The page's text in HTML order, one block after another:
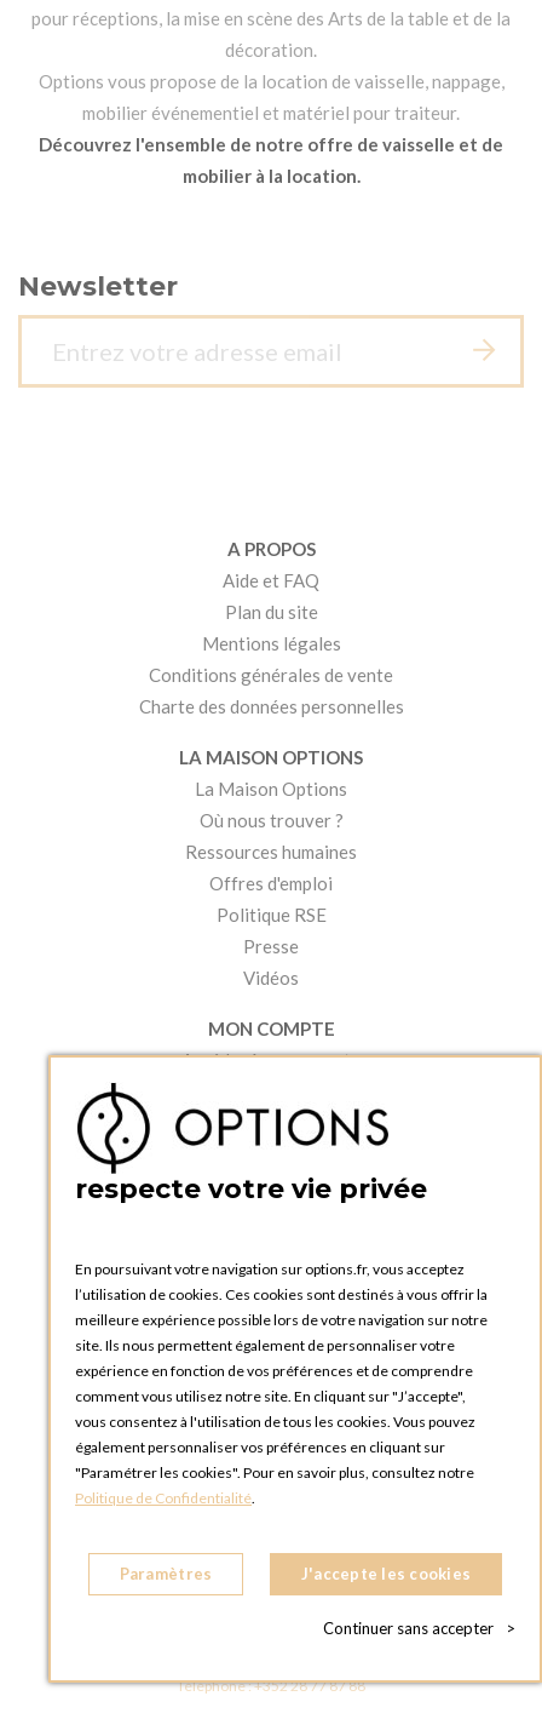
pour réceptions, la mise en scène des Arts de la table et de la
décoration.
Options vous propose de la location de vaisselle, nappage,
mobilier événementiel et matériel pour traiteur.
Découvrez l'ensemble de notre offre de vaisselle et de
mobilier à la location.
Newsletter
A PROPOS
Aide et FAQ
Plan du site
Mentions légales
Conditions générales de vente
Charte des données personnelles
LA MAISON OPTIONS
La Maison Options
Où nous trouver ?
Ressources humaines
Offres d'emploi
Politique RSE
Presse
Vidéos
MON COMPTE
Accéder à mon compte
Créer un compte
PRATIQUE
Catalogues et bons de commande
Tutoriels
OPTIONS LUXEMBOURG
13 rue Paul Rischard
5324 Contern
LUXEMBOURG
BOUTIQUE OPTIONS LUXEMBOURG
L - 1842 HOWALD LUXEMBOURG
Téléphone :+352 28 77 87 88
respecte votre vie privée
En poursuivant votre navigation sur options.fr, vous acceptez
l’utilisation de cookies. Ces cookies sont destinés à vous offrir la
meilleure expérience possible lors de votre navigation sur notre
site. Ils nous permettent également de personnaliser votre
expérience en fonction de vos préférences et de comprendre
comment vous utilisez notre site. En cliquant sur "J’accepte",
vous consentez à l'utilisation de tous les cookies. Vous pouvez
également personnaliser vos préférences en cliquant sur
"Paramétrer les cookies". Pour en savoir plus, consultez notre
Politique de Confidentialité.
Paramètres J'accepte les cookies
Continuer sans accepter >